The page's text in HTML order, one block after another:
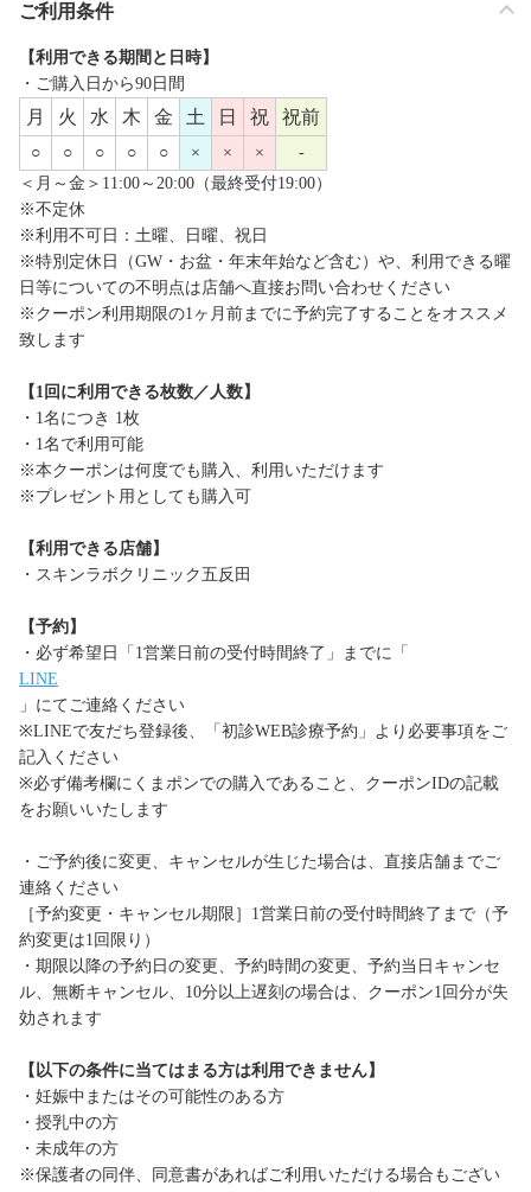
ご利用条件
【利用できる期間と日時】
・ご購入日から90日間
月 火 水 木 金 土 日 祝 祝前
○ ○ ○ ○ ○ × × ×
-
＜月～金＞11:00～20:00（最終受付19:00）
※不定休
※利用不可日：土曜、日曜、祝日
※特別定休日（GW・お盆・年末年始など含む）や、利用できる曜
日等についての不明点は店舗へ直接お問い合わせください
※クーポン利用期限の1ヶ月前までに予約完了することをオススメ
致します
【1回に利用できる枚数／人数】
・1名につき 1枚
・1名で利用可能
※本クーポンは何度でも購入、利用いただけます
※プレゼント用としても購入可
【利用できる店舗】
・スキンラボクリニック五反田
【予約】
・必ず希望日「1営業日前の受付時間終了」までに「
LINE
」にてご連絡ください
※LINEで友だち登録後、「初診WEB診療予約」より必要事項をご
記入ください
※必ず備考欄にくまポンでの購入であること、クーポンIDの記載
をお願いいたします
・ご予約後に変更、キャンセルが生じた場合は、直接店舗までご
連絡ください
［予約変更・キャンセル期限］1営業日前の受付時間終了まで（予
約変更は1回限り）
・期限以降の予約日の変更、予約時間の変更、予約当日キャンセ
ル、無断キャンセル、10分以上遅刻の場合は、クーポン1回分が失
効されます
【以下の条件に当てはまる方は利用できません】
・妊娠中またはその可能性のある方
・授乳中の方
・未成年の方
※保護者の同伴、同意書があればご利用いただける場合もござい